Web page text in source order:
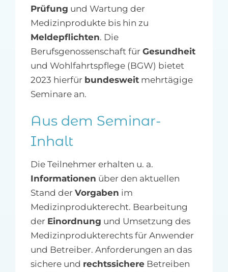
Prüfung und Wartung der
Medizinprodukte bis hin zu
Meldepflichten. Die
Berufsgenossenschaft für Gesundheit
und Wohlfahrtspflege (BGW) bietet
2023 hierfür bundesweitmehrtägige
Seminare an.
Aus dem Seminar-
Inhalt
Die Teilnehmer erhalten u. a.
Informationen über den aktuellen
Stand der Vorgaben im
Medizinprodukterecht. Bearbeitung
der Einordnung und Umsetzung des
Medizinprodukterechts für Anwender
und Betreiber. Anforderungen an das
sichere und rechtssichereBetreiben